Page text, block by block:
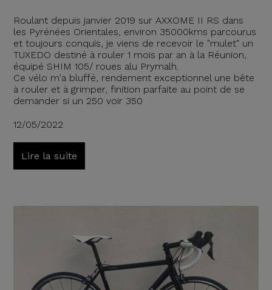
Roulant depuis janvier 2019 sur AXXOME II RS dans
les Pyrénées Orientales, environ 35000kms parcourus
et toujours conquis, je viens de recevoir le "mulet" un
TUXEDO destiné à rouler 1 mois par an à la Réunion,
équipé SHIM 105/ roues alu Prymalh.
Ce vélo m'a bluffé, rendement exceptionnel une bête
à rouler et à grimper, finition parfaite au point de se
demander si un 250 voir 350
12/05/2022
Lire la suite